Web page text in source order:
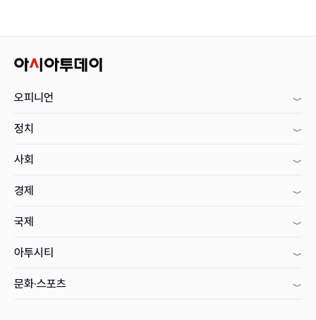
오피니언
정치
사회
경제
국제
아투시티
문화·스포츠